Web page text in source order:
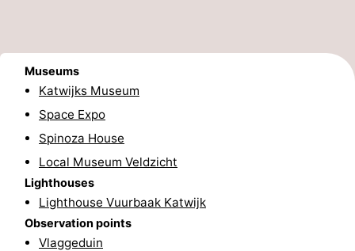
Kennermerland
Haarlem
Zandvoort
South
Holland
Leiden
Bollenstreek
Nature
Museums
Katwijks Museum
Space Expo
Spinoza House
Local Museum Veldzicht
Lighthouses
Lighthouse Vuurbaak Katwijk
Observation points
Vlaggeduin